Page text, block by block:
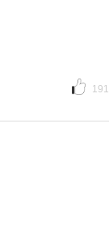
191